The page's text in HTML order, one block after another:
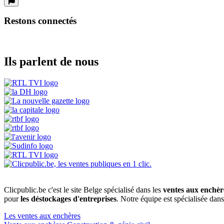
Restons connectés
Ils parlent de nous
Clicpublic.be c'est le site Belge spécialisé dans les ventes aux
pourles déstockages d'entreprises. Notre équipe est spécialisée
Les ventes aux enchères